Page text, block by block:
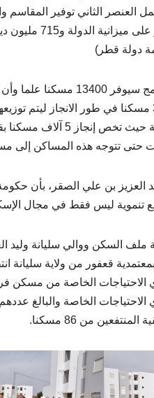
مقابل 3712 مسكنا جاهز و 3694 مسكنا في طور
بقيمة 450 مليون دينار
حتى تتوجه هذه المساكن إلى
العزيز بن علي الصقر، بأن
تنموية ليس فقط في مجال
ملف السكن ووالي سليانة وليد
من 86 مسكنا.